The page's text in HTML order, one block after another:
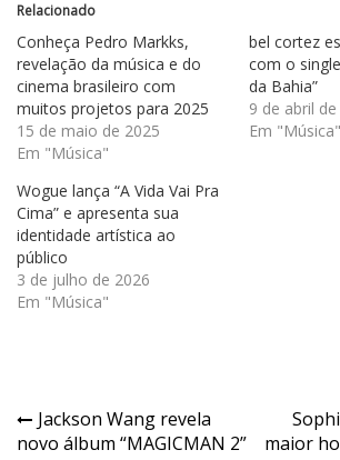
Relacionado
Conheça Pedro Markks,
revelação da música e do
cinema brasileiro com
muitos projetos para 2025
15 de maio de 2025
Em "Música"
bel cortez
com o
da Bahia”
9 de abril
Em "Música"
Wogue lança “A Vida Vai Pra
Cima” e apresenta sua
identidade artística ao
público
3 de julho de 2026
Em "Música"
Navegação
Jackson Wang revela
novo álbum “MAGICMAN 2”
maior